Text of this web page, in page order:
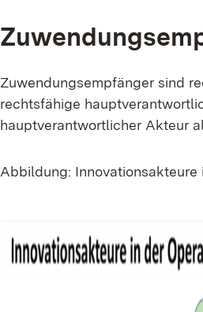
Zuwendungsempfänger sind
rechtsfähige
hauptverantwortlicher Akteur
Abbildung: